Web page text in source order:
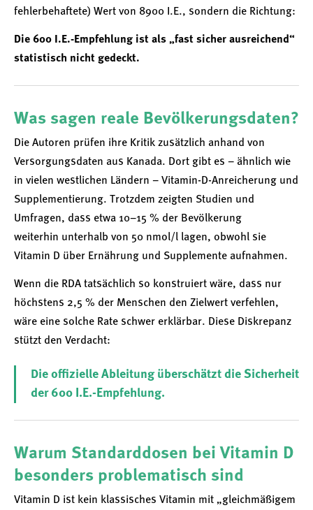
fehlerbehaftete) Wert von 8900 I.E., sondern die Richtung:
Die 600 I.E.-Empfehlung ist als „fast sicher ausreichend“
statistisch nicht gedeckt.
Was sagen reale Bevölkerungsdaten?
Die Autoren prüfen ihre Kritik zusätzlich anhand von
Versorgungsdaten aus Kanada. Dort gibt es – ähnlich wie
in vielen westlichen Ländern – Vitamin-D-Anreicherung und
Supplementierung. Trotzdem zeigten Studien und
Umfragen, dass etwa 10–15 % der Bevölkerung
weiterhin unterhalb von 50 nmol/l lagen, obwohl sie
Vitamin D über Ernährung und Supplemente aufnahmen.
Wenn die RDA tatsächlich so konstruiert wäre, dass nur
höchstens 2,5 % der Menschen den Zielwert verfehlen,
wäre eine solche Rate schwer erklärbar. Diese Diskrepanz
stützt den Verdacht:
Die offizielle Ableitung überschätzt die Sicherheit
der 600 I.E.-Empfehlung.
Warum Standarddosen bei Vitamin D
besonders problematisch sind
Vitamin D ist kein klassisches Vitamin mit „gleichmäßigem